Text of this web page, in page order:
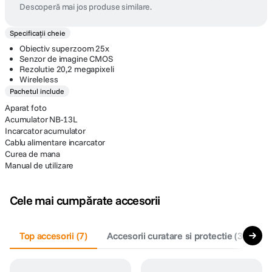
Descoperă mai jos produse similare.
Specificații cheie
Obiectiv superzoom 25x
Senzor de imagine CMOS
Rezolutie 20,2 megapixeli
Wireleless
Pachetul include
Aparat foto
Acumulator NB-13L
Incarcator acumulator
Cablu alimentare incarcator
Curea de mana
Manual de utilizare
Cele mai cumpărate accesorii
Top accesorii (7) Accesorii curatare si protectie (3)